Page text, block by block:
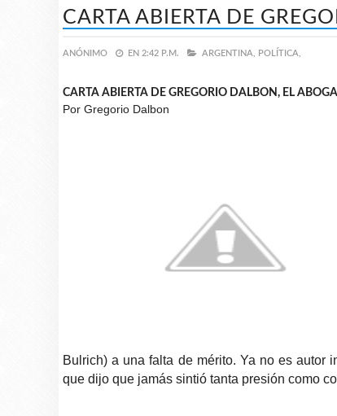
CARTA ABIERTA DE
ANÓNIMO EN 2:42 P.M. ARGENTINA, POLÍTICA,
CARTA ABIERTA DE GREGORIO DALBON, EL
Por Gregorio Dalbon
Bulrich) a una falta de mérito. Ya no es autor
que dijo que jamás sintió tanta presión como